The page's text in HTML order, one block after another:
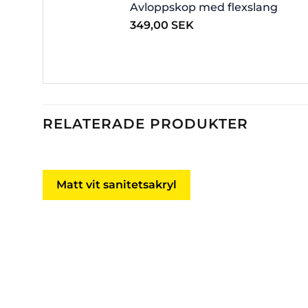
Avloppskop med flexslang
349,00 SEK
RELATERADE PRODUKTER
Matt vit sanitetsakryl